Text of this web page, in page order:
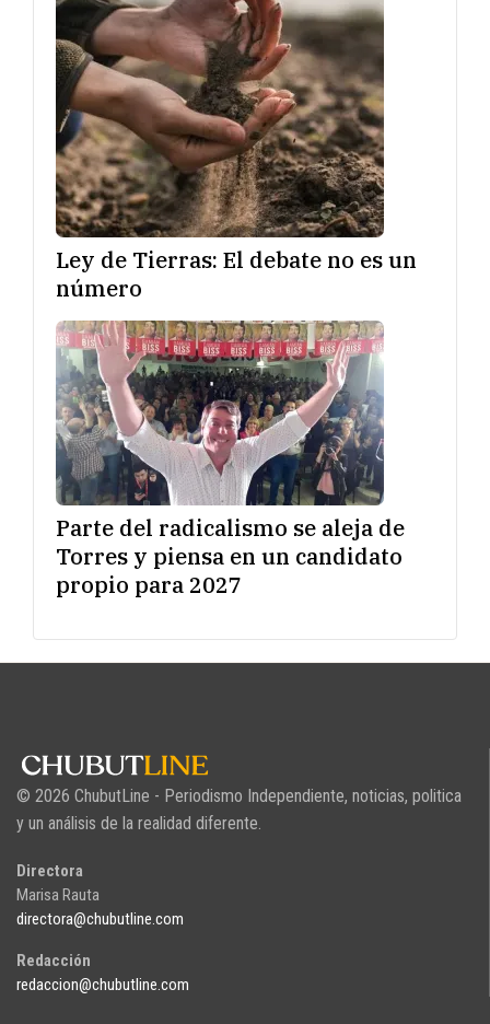
Ley de Tierras: El debate no es un
número
Parte del radicalismo se aleja de
Torres y piensa en un candidato
propio para 2027
© 2026 ChubutLine - Periodismo Independiente, noticias, politica
y un análisis de la realidad diferente.
Directora
Marisa Rauta
directora@chubutline.com
Redacción
redaccion@chubutline.com